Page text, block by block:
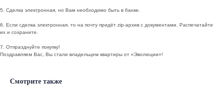
5. Сделка электронная, но Вам необходимо быть в банке.
6. Если сделка электронная, то на почту придёт zip-архив с документами. Распечатайте
их и сохраните.
7. Отпразднуйте покупку!
Поздравляем Вас, Вы стали владельцем квартиры от «Эволюции»!
Смотрите также
Навигация